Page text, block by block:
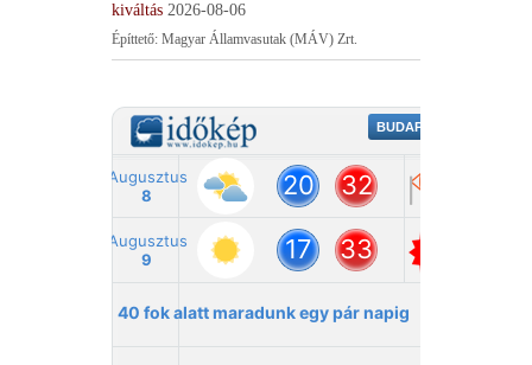
kiváltás 2026-08-06
Építtető: Magyar Államvasutak (MÁV) Zrt.